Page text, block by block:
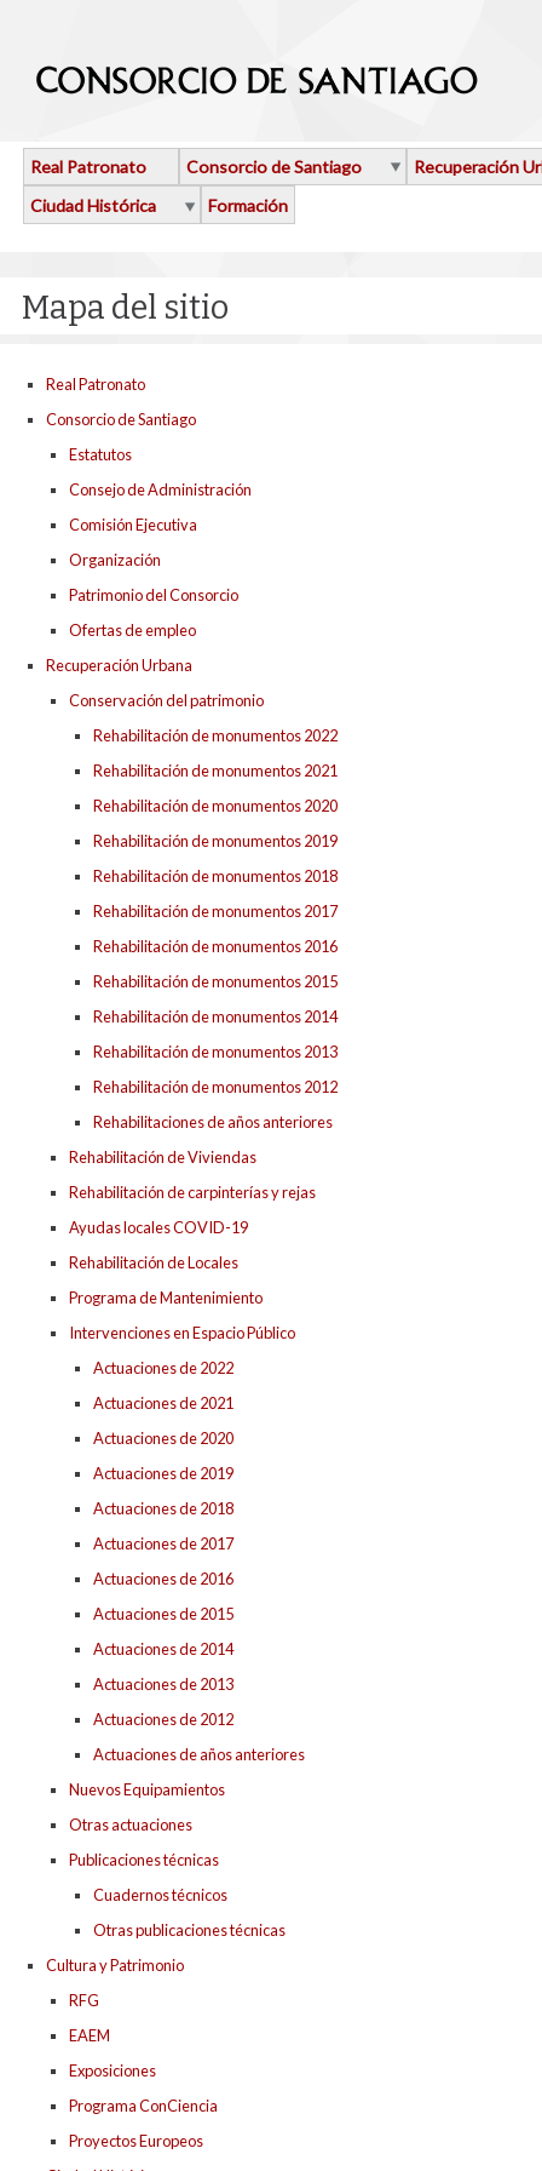
Real Patronato Consorcio de Santiago
Recuperación
Ciudad Histórica
Formación
Mapa del sitio
Real Patronato
Consorcio de Santiago
Estatutos
Consejo de Administración
Comisión Ejecutiva
Organización
Patrimonio del Consorcio
Ofertas de empleo
Recuperación Urbana
Conservación del patrimonio
Rehabilitación de monumentos 2022
Rehabilitación de monumentos 2021
Rehabilitación de monumentos 2020
Rehabilitación de monumentos 2019
Rehabilitación de monumentos 2018
Rehabilitación de monumentos 2017
Rehabilitación de monumentos 2016
Rehabilitación de monumentos 2015
Rehabilitación de monumentos 2014
Rehabilitación de monumentos 2013
Rehabilitación de monumentos 2012
Rehabilitaciones de años anteriores
Rehabilitación de Viviendas
Rehabilitación de carpinterías y rejas
Ayudas locales COVID-19
Rehabilitación de Locales
Programa de Mantenimiento
Intervenciones en Espacio Público
Actuaciones de 2022
Actuaciones de 2021
Actuaciones de 2020
Actuaciones de 2019
Actuaciones de 2018
Actuaciones de 2017
Actuaciones de 2016
Actuaciones de 2015
Actuaciones de 2014
Actuaciones de 2013
Actuaciones de 2012
Actuaciones de años anteriores
Nuevos Equipamientos
Otras actuaciones
Publicaciones técnicas
Cuadernos técnicos
Otras publicaciones técnicas
Cultura y Patrimonio
RFG
EAEM
Exposiciones
Programa ConCiencia
Proyectos Europeos